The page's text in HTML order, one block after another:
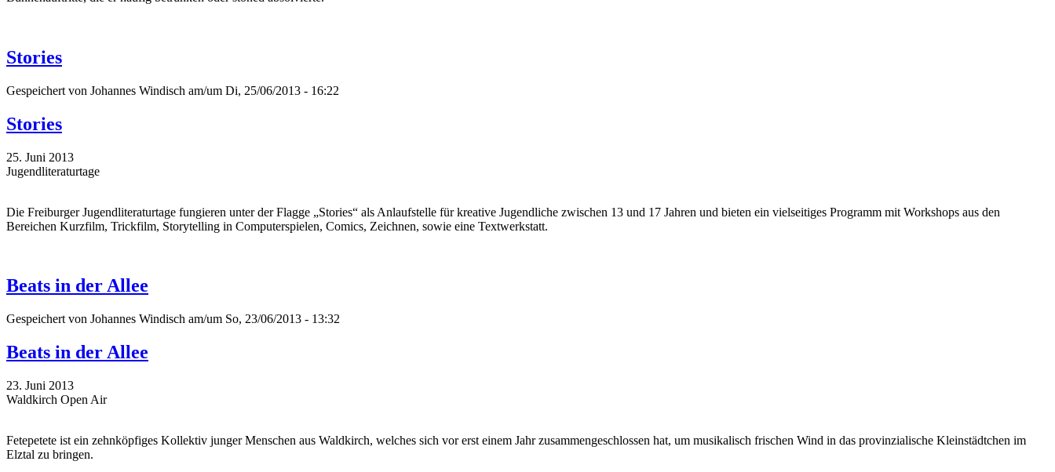
Stories
Gespeichert von Johannes Windisch am/um Di, 25/06/2013 - 16:22
Stories
25. Juni 2013
Jugendliteraturtage
Die Freiburger Jugendliteraturtage fungieren unter der Flagge „Stories“ als Anlaufstelle für kreative Jugendliche zwischen 13 und 17 Jahren und bieten ein vielseitiges Programm mit Workshops aus den
Bereichen Kurzfilm, Trickfilm, Storytelling in Computerspielen, Comics, Zeichnen, sowie eine Textwerkstatt.
Beats in der Allee
Gespeichert von Johannes Windisch am/um So, 23/06/2013 - 13:32
Beats in der Allee
23. Juni 2013
Waldkirch Open Air
Fetepetete ist ein zehnköpfiges Kollektiv junger Menschen aus Waldkirch, welches sich vor erst einem Jahr zusammengeschlossen hat, um musikalisch frischen Wind in das provinzialische Kleinstädtchen im
Elztal zu bringen.